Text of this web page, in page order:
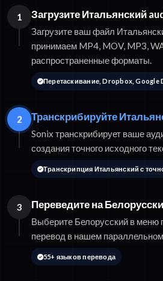
1 Загрузите Итальянский
Загрузите ваш файл
принимаем MP4, MOV, MP3,
распространенные форматы.
Перетаскивание, Dropbox, Google
2 Транскрибируйте
Sonix транскрибирует ваше
создания точного исходного
Транскрипция Итальянский с
3 Переведите на
Выберите Белорусский в меню
перевод в нашем
55+ языков перевода